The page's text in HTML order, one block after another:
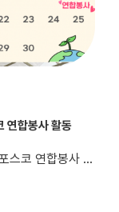
연합봉사 활동
♥더애쓰지(The ESG) 새활용재능봉사단 포스코 연합봉사 활동♥오늘은 금호동 주민분들을 대상으로 커피찌꺼기를 활용한 체험부스를 운영했습니다.버려지는 커피찌꺼기를 새활용하여 방향제를 만들고, 커피찌꺼기로 만든 화분에 다육식물을 심어보는 뜻깊은 시간을 가졌습니다.특히 오늘은 아이들의 참여가 많아 더욱 활기찬 분위기 속에서 진행되었는데...